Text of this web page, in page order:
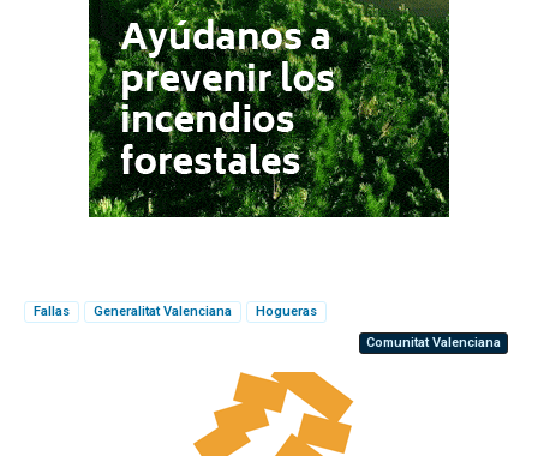
Fallas Generalitat Valenciana
Hogueras
Comunitat Valenciana